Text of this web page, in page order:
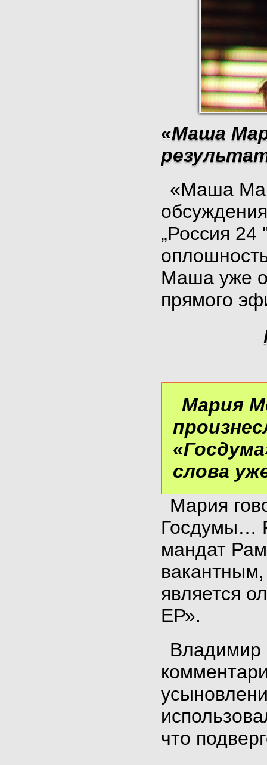
«Маша
«Маша
„Россия 24
Маша уже
прямого
Мария
слова
Мария
Госдумы…
мандат
является
ЕР».
Владимир
что